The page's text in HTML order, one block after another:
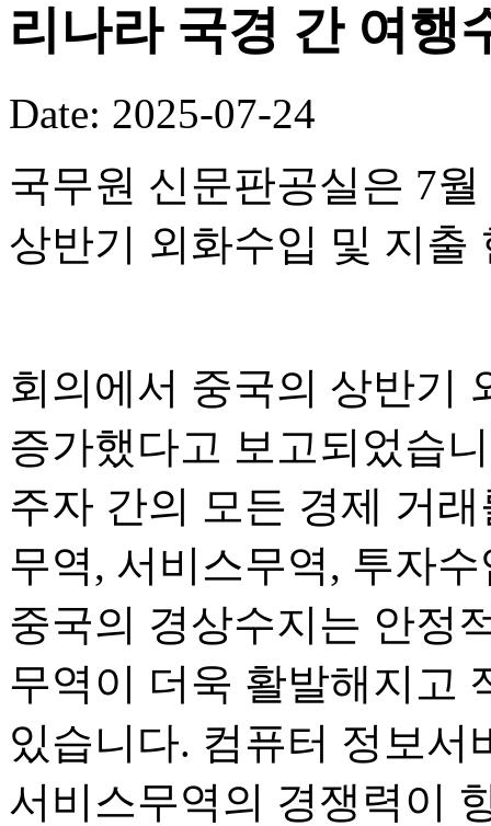
리나라 국경 간 여행
Date: 2025-07-24
국무원 신문판공실은 7
상반기 외화수입 및 지출
회의에서 중국의 상반기
증가했다고 보고되었습
주자 간의 모든 경제 거
무역, 서비스무역, 투자
중국의 경상수지는 안정
무역이 더욱 활발해지고
있습니다. 컴퓨터 정보서
서비스무역의 경쟁력이